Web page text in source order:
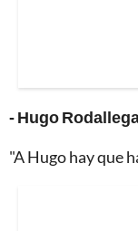
- Hugo
"A Hugo hay que